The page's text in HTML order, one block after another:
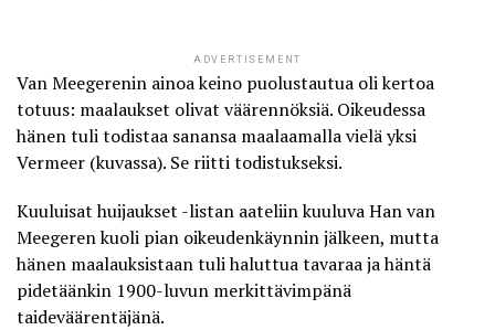
ADVERTISEMENT
Van Meegerenin ainoa keino puolustautua oli kertoa
totuus: maalaukset olivat väärennöksiä. Oikeudessa
hänen tuli todistaa sanansa maalaamalla vielä yksi
Vermeer (kuvassa). Se riitti todistukseksi.
Kuuluisat huijaukset -listan aateliin kuuluva Han van
Meegeren kuoli pian oikeudenkäynnin jälkeen, mutta
hänen maalauksistaan tuli haluttua tavaraa ja häntä
pidetäänkin 1900-luvun merkittävimpänä
taideväärentäjänä.